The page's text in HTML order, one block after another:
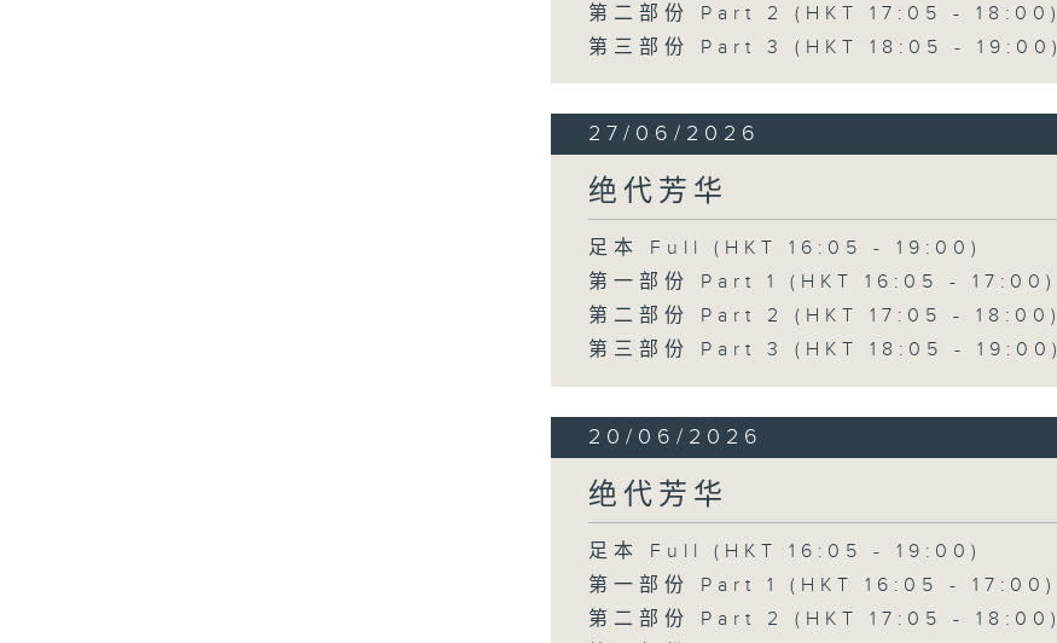
第二部份 Part 2 (HKT 17:05 - 18:00)
第三部份 Part 3 (HKT 18:05 - 19:00)
27/06/2026
绝代芳华
足本 Full (HKT 16:05 - 19:00)
第一部份 Part 1 (HKT 16:05 - 17:00)
第二部份 Part 2 (HKT 17:05 - 18:00)
第三部份 Part 3 (HKT 18:05 - 19:00)
20/06/2026
绝代芳华
足本 Full (HKT 16:05 - 19:00)
第一部份 Part 1 (HKT 16:05 - 17:00)
第二部份 Part 2 (HKT 17:05 - 18:00)